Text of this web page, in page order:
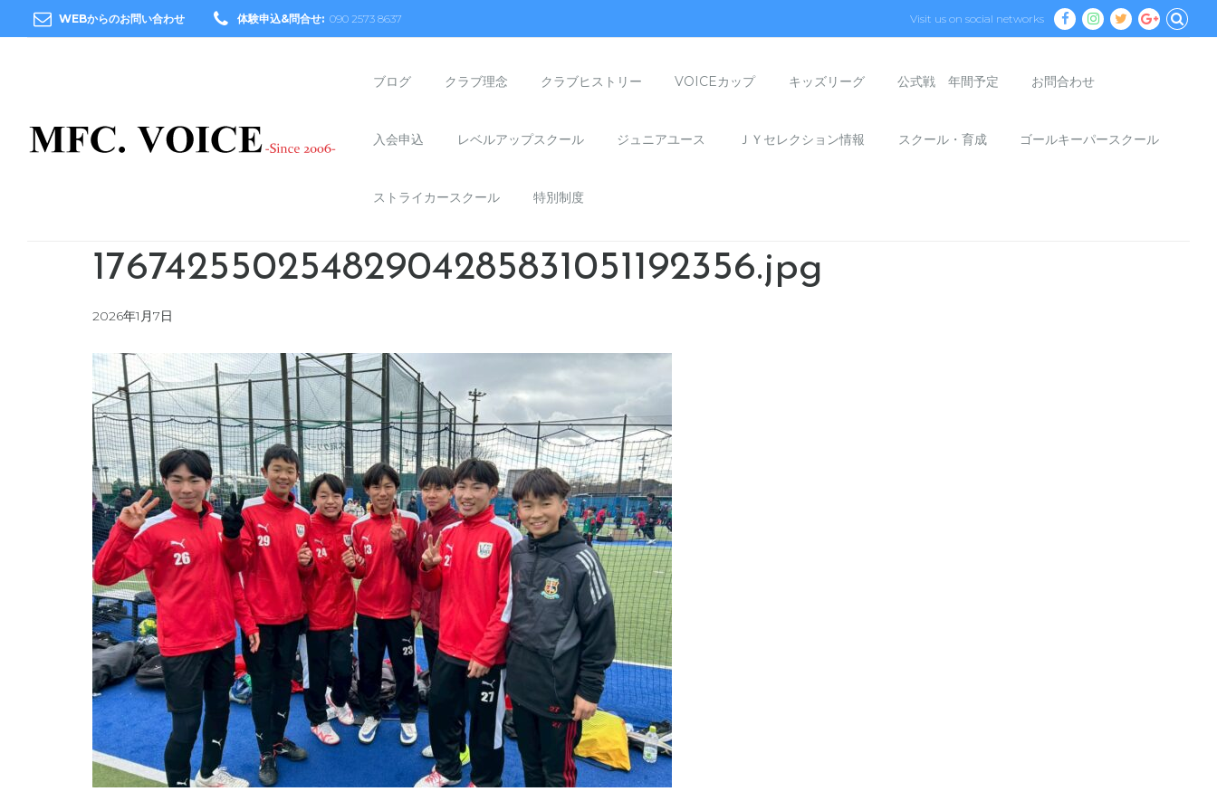
WEBからのお問い合わせ 体験申込&問合せ: 090 2573 8637 Visit us on social networks
ブログ クラブ理念 クラブヒストリー VOICEカップ キッズリーグ 公式戦 年間予定 お問合わせ
入会申込 レベルアップスクール ジュニアユース ＪＹセレクション情報 スクール・育成 ゴールキーパースクール
ストライカースクール 特別制度
17674255025482904285831051192356.jpg
2026年1月7日